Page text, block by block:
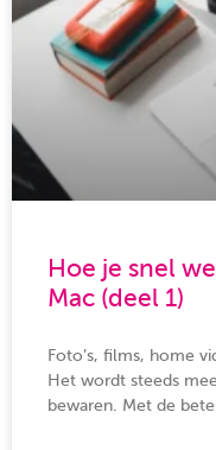
Hoe je snel
Mac (deel 1)
Foto’s, films, home
Het wordt steeds
bewaren. Met de